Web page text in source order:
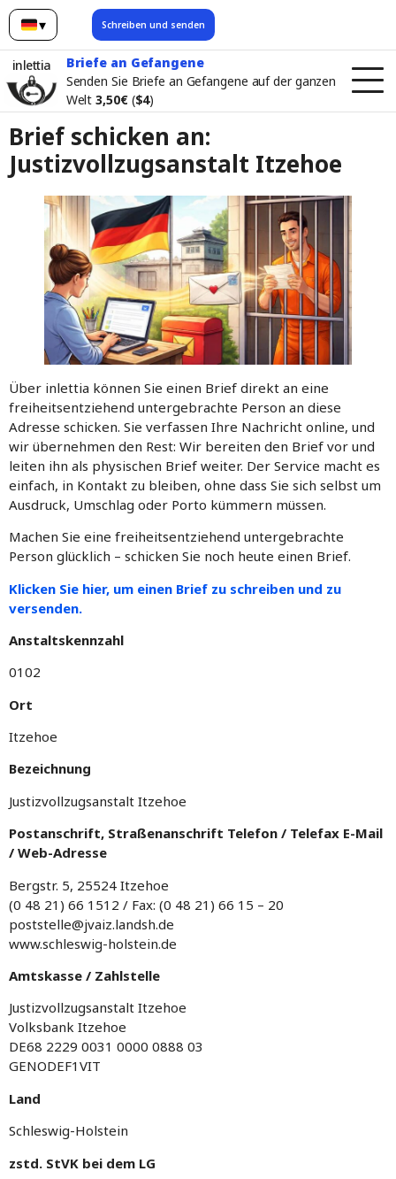
▾
Deutsch Schreiben und senden
inlettia
Briefe an Gefangene
Senden Sie Briefe an Gefangene auf der ganzen
Welt 3,50€ ($4)
Brief schicken an:
Justizvollzugsanstalt Itzehoe
Über inlettia können Sie einen Brief direkt an eine
freiheitsentziehend untergebrachte Person an diese
Adresse schicken. Sie verfassen Ihre Nachricht online, und
wir übernehmen den Rest: Wir bereiten den Brief vor und
leiten ihn als physischen Brief weiter. Der Service macht es
einfach, in Kontakt zu bleiben, ohne dass Sie sich selbst um
Ausdruck, Umschlag oder Porto kümmern müssen.
Machen Sie eine freiheitsentziehend untergebrachte
Person glücklich – schicken Sie noch heute einen Brief.
Klicken Sie hier, um einen Brief zu schreiben und zu
versenden.
Anstaltskennzahl
0102
Ort
Itzehoe
Bezeichnung
Justizvollzugsanstalt Itzehoe
Postanschrift, Straßenanschrift Telefon / Telefax E-Mail
/ Web-Adresse
Bergstr. 5, 25524 Itzehoe
(0 48 21) 66 1512 / Fax: (0 48 21) 66 15 – 20
poststelle@jvaiz.landsh.de
www.schleswig-holstein.de
Amtskasse / Zahlstelle
Justizvollzugsanstalt Itzehoe
Volksbank Itzehoe
DE68 2229 0031 0000 0888 03
GENODEF1VIT
Land
Schleswig-Holstein
zstd. StVK bei dem LG